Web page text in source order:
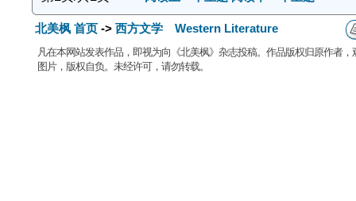
北美枫 首页 -> 西方文学 Western Literature
凡在本网站发表作品，即视为向《北美枫》杂志投稿。作品版权归原作者
图片，版权自负。未经许可，请勿转载。